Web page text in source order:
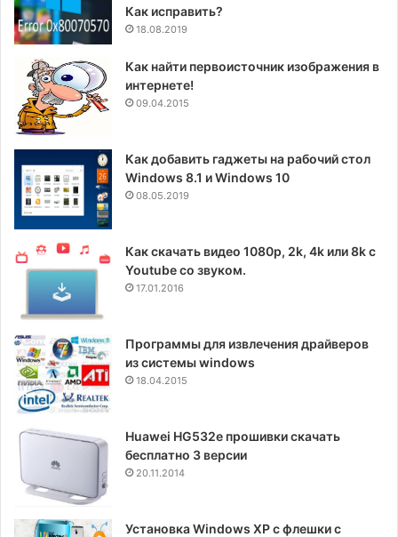
Как исправить?
18.08.2019
Как найти первоисточник изображения в
интернете!
09.04.2015
Как добавить гаджеты на рабочий стол
Windows 8.1 и Windows 10
08.05.2019
Как скачать видео 1080p, 2k, 4k или 8k с
Youtube со звуком.
17.01.2016
Программы для извлечения драйверов
из системы windows
18.04.2015
Huawei HG532e прошивки скачать
бесплатно 3 версии
20.11.2014
Установка Windows XP с флешки с